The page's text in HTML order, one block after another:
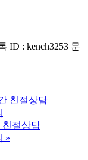
ID : kench3253 문
친절상담
친절상담
»